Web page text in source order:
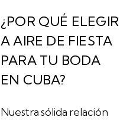
¿POR QUÉ ELEGIR
A AIRE DE FIESTA
PARA TU BODA
EN CUBA?
Nuestra sólida relación